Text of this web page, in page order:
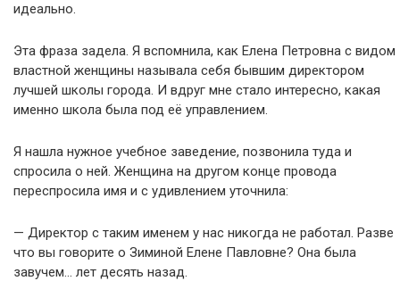
идеально.
Эта фраза задела. Я вспомнила, как Елена Петровна с видом
властной женщины называла себя бывшим директором
лучшей школы города. И вдруг мне стало интересно, какая
именно школа была под её управлением.
Я нашла нужное учебное заведение, позвонила туда и
спросила о ней. Женщина на другом конце провода
переспросила имя и с удивлением уточнила:
— Директор с таким именем у нас никогда не работал. Разве
что вы говорите о Зиминой Елене Павловне? Она была
завучем… лет десять назад.